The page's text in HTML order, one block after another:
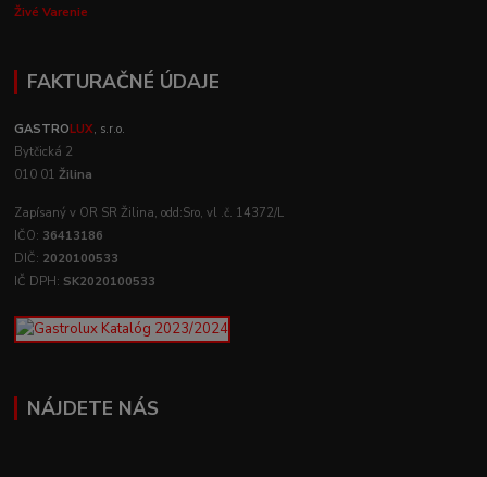
Živé Varenie
FAKTURAČNÉ ÚDAJE
GASTROLUX, s.r.o.
Bytčická 2
010 01Žilina
Zapísaný v OR SR Žilina, odd:Sro, vl .č. 14372/L
IČO: 36413186
DIČ: 2020100533
IČ DPH: SK2020100533
NÁJDETE NÁS